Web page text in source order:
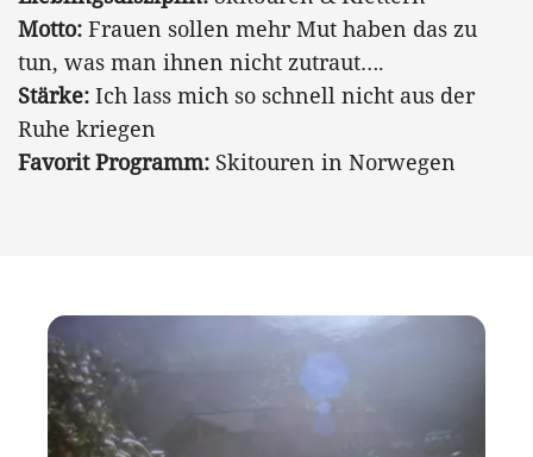
Motto: Frauen sollen mehr Mut haben das zu
tun, was man ihnen nicht zutraut….
Stärke: Ich lass mich so schnell nicht aus der
Ruhe kriegen
Favorit Programm: Skitouren in Norwegen